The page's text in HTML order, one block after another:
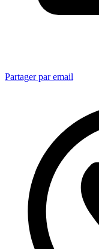
Partager par email